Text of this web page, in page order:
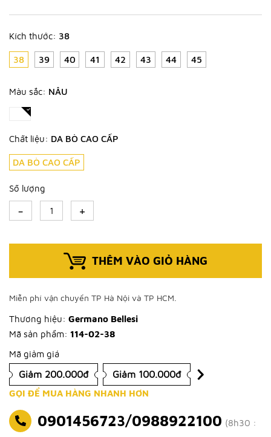
Kích thước: 38
38 39 40 41 42 43 44 45
Màu sắc: NÂU
Chất liệu: DA BÒ CAO CẤP
DA BÒ CAO CẤP
Số lượng
- +
THÊM VÀO GIỎ HÀNG
Miễn phí vận chuyển TP Hà Nội và TP HCM.
Thương hiệu: Germano Bellesi
Mã sản phẩm: 114-02-38
Mã giảm giá
Giảm 200.000đ Giảm 100.000đ
GỌI ĐỂ MUA HÀNG NHANH HƠN
0901456723/0988922100 (8h30 :